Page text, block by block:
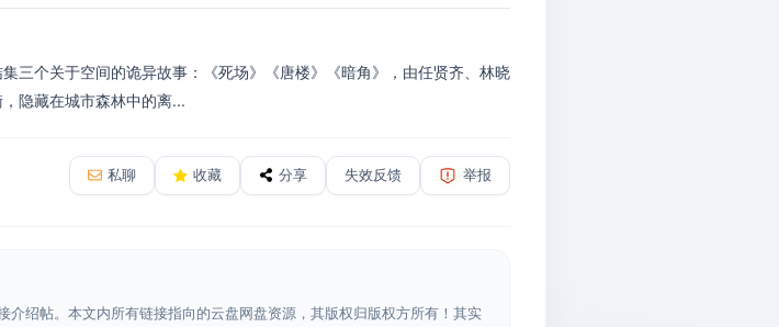
三个关于空间的诡异故事：《死场》《唐楼》《暗角》，由任贤齐、林晓
隐藏在城市森林中的离...
私聊 收藏 分享 失效反馈 举报
绍帖。本文内所有链接指向的云盘网盘资源，其版权归版权方所有！其实